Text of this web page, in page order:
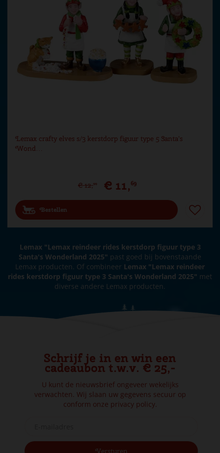
Lemax crafty elves s/3 kerstdorp figuur type 5 Santa's
Wond…
€ 12,99 € 11,69
Bestellen
Lemax "Lemax reindeer rides kerstdorp figuur type 3
Santa's Wonderland 2025" past goed bij bovenstaande
Lemax producten. Of combineer Lemax "Lemax reindeer
rides kerstdorp figuur type 3 Santa's Wonderland 2025" met
diverse andere Lemax producten.
Schrijf je in en win een
cadeaubon t.w.v. € 25,-
U kunt de nieuwsbrief ongeveer wekelijks
verwachten. Wij slaan uw gegevens secuur op
conform onze privacy policy.